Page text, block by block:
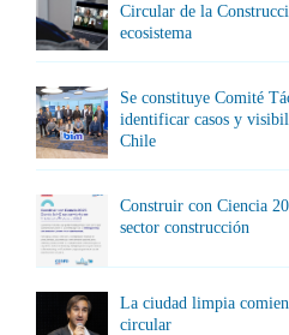
Circular de la
ecosistema
Se constituye Comité
identificar casos y
Chile
Construir con Ciencia
sector construcción
La ciudad limpia
circular